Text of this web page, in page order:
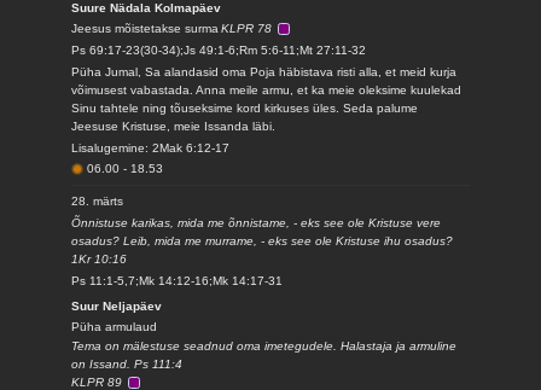
Suure Nädala Kolmapäev
Jeesus mõistetakse surma KLPR 78
Ps 69:17-23(30-34);Js 49:1-6;Rm 5:6-11;Mt 27:11-32
Püha Jumal, Sa alandasid oma Poja häbistava risti alla, et meid kurja
võimusest vabastada. Anna meile armu, et ka meie oleksime kuulekad
Sinu tahtele ning tõuseksime kord kirkuses üles. Seda palume
Jeesuse Kristuse, meie Issanda läbi.
Lisalugemine: 2Mak 6:12-17
06.00- 18.53
28. märts
Õnnistuse karikas, mida me õnnistame, - eks see ole Kristuse vere
osadus? Leib, mida me murrame, - eks see ole Kristuse ihu osadus?
1Kr 10:16
Ps 11:1-5,7;Mk 14:12-16;Mk 14:17-31
Suur Neljapäev
Püha armulaud
Tema on mälestuse seadnud oma imetegudele. Halastaja ja armuline
on Issand. Ps 111:4
KLPR 89